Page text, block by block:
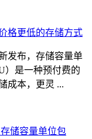
发布，存储容量单
）是一种预付费的
成本，更灵 ...
存储容量单位包